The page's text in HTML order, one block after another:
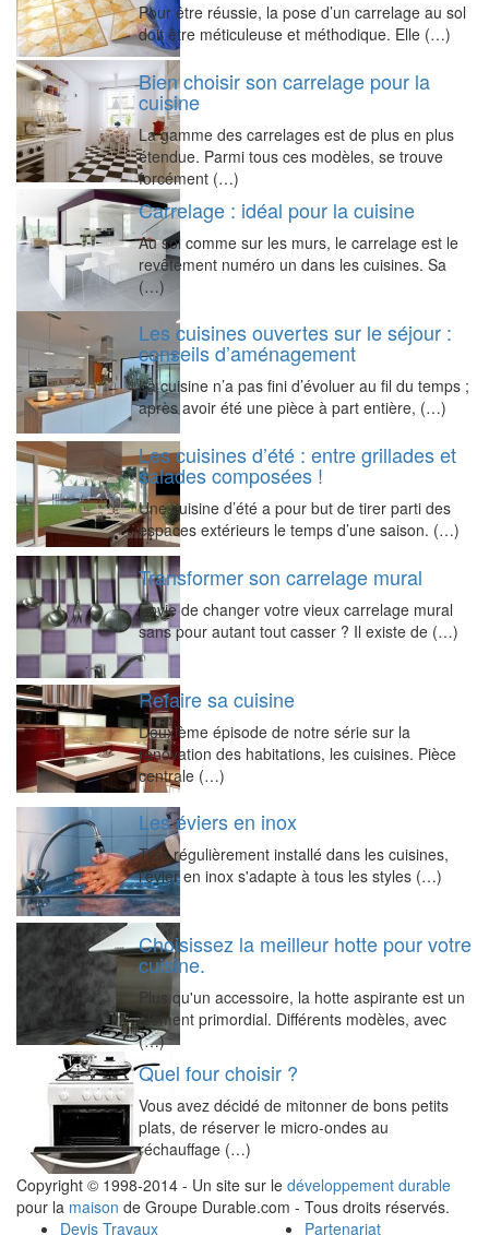
Pour être réussie, la pose d’un carrelage au sol
doit être méticuleuse et méthodique. Elle (…)
Bien choisir son carrelage pour la
cuisine
La gamme des carrelages est de plus en plus
étendue. Parmi tous ces modèles, se trouve
forcément (…)
Carrelage : idéal pour la cuisine
Au sol comme sur les murs, le carrelage est le
revêtement numéro un dans les cuisines. Sa
(…)
Les cuisines ouvertes sur le séjour :
conseils d’aménagement
La cuisine n’a pas fini d’évoluer au fil du temps ;
après avoir été une pièce à part entière, (…)
Les cuisines d’été : entre grillades et
salades composées !
Une cuisine d’été a pour but de tirer parti des
espaces extérieurs le temps d’une saison. (…)
Transformer son carrelage mural
Envie de changer votre vieux carrelage mural
sans pour autant tout casser ? Il existe de (…)
Refaire sa cuisine
Deuxième épisode de notre série sur la
rénovation des habitations, les cuisines. Pièce
centrale (…)
Les éviers en inox
Très régulièrement installé dans les cuisines,
l'évier en inox s'adapte à tous les styles (…)
Choisissez la meilleur hotte pour votre
cuisine.
Plus qu'un accessoire, la hotte aspirante est un
élément primordial. Différents modèles, avec
(…)
Quel four choisir ?
Vous avez décidé de mitonner de bons petits
plats, de réserver le micro-ondes au
réchauffage (…)
Copyright © 1998-2014 - Un site sur le développement durable
pour la maison de Groupe Durable.com - Tous droits réservés.
Devis Travaux
Partenariat